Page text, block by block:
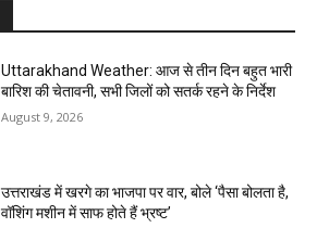
Uttarakhand Weather: आज से तीन दिन बहुत भारी
बारिश की चेतावनी, सभी जिलों को सतर्क रहने के निर्देश
August 9, 2026
उत्तराखंड में खरगे का भाजपा पर वार, बोले ‘पैसा बोलता है,
वॉशिंग मशीन में साफ होते हैं भ्रष्ट’